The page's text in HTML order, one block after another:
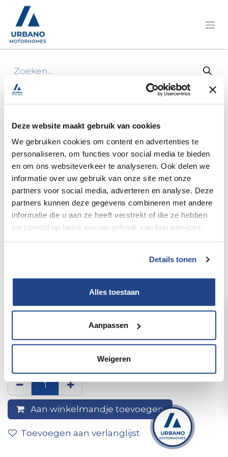
Deze website maakt gebruik van cookies
We gebruiken cookies om content en advertenties te
personaliseren, om functies voor social media te bieden
en om ons websiteverkeer te analyseren. Ook delen we
informatie over uw gebruik van onze site met onze
partners voor social media, adverteren en analyse. Deze
partners kunnen deze gegevens combineren met andere
informatie die u aan ze heeft verstrekt of die ze hebben
verzameld op basis van uw gebruik van hun services.
Details tonen
Alles toestaan
Aanpassen
Weigeren
Alle producten
AFPLAKTAPE-CREPE-38MMX50M
AFPLAKTAPE-CREPE-
38MMX50M
Aan winkelmandje toevoegen
Toevoegen aan verlanglijst